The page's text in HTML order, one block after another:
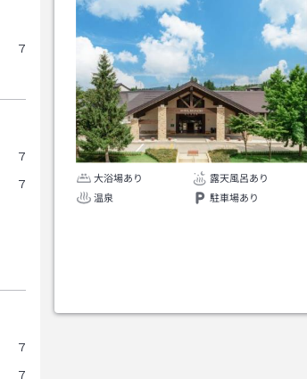
7
7
7
7
7
大浴場あり
露天風呂あり
温泉
駐車場あり